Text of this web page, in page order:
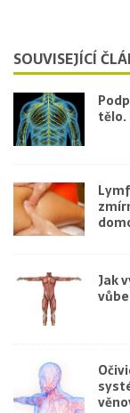
SOUVISEJÍCÍ
tělo.
Jak